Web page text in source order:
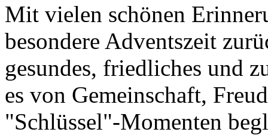
Mit vielen schönen
besondere Adventszeit
gesundes, friedliches und
es von Gemeinschaft,
"Schlüssel"-Momenten